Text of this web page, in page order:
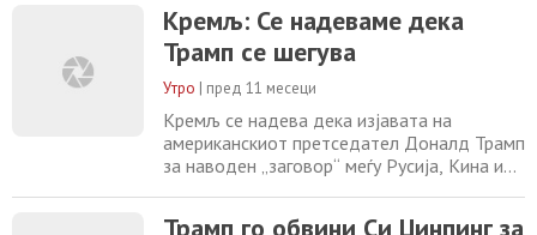
Кога започна воената парада во Пекинг,
Трамп напиша на неговата социјална
мрежа: „Нека претседателот Кси и
прекрасниот народ на Кина имаат голем и
траен ден на прослава
Кремљ: Се надеваме дека
Трамп се шегува
Утро | пред 11 месеци
Кремљ се надева дека изјавата на
американскиот претседател Доналд Трамп
за наводен „заговор“ меѓу Русија, Кина и
Трамп го обвини Си Џинпинг за